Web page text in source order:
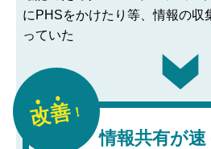
にPHSをかけたり等、情報の収
っていた
改善！
情報共有が